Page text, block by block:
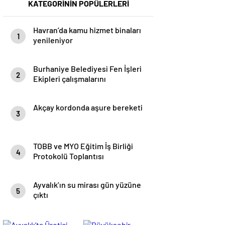
KATEGORİNİN POPÜLERLERİ
1
Havran’da kamu hizmet binaları
yenileniyor
2
Burhaniye Belediyesi Fen İşleri
Ekipleri çalışmalarını
3
Akçay kordonda aşure bereketi
4
TOBB ve MYO Eğitim İş Birliği
Protokolü Toplantısı
5
Ayvalık’ın su mirası gün yüzüne
çıktı